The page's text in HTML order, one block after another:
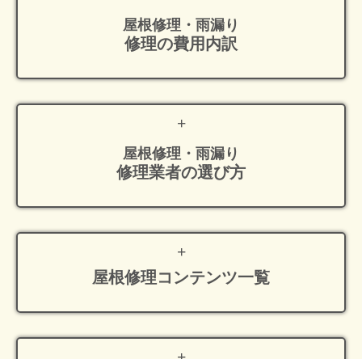
屋根修理・雨漏り
修理の費用内訳
屋根修理・雨漏り
修理業者の選び方
屋根修理コンテンツ一覧